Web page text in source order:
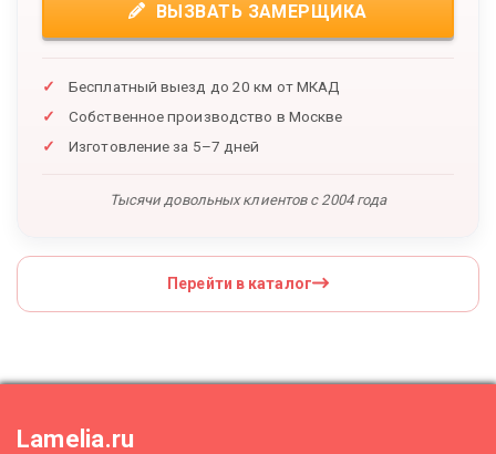
ВЫЗВАТЬ ЗАМЕРЩИКА
Бесплатный выезд до 20 км от МКАД
Собственное производство в Москве
Изготовление за 5–7 дней
Тысячи довольных клиентов с 2004 года
Перейти в каталог
Lamelia.ru